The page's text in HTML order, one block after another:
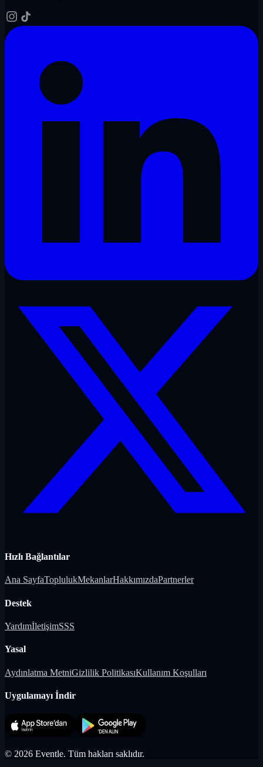
Hızlı Bağlantılar
Ana SayfaToplulukMekanlarHakkımızdaPartnerler
Destek
YardımİletişimSSS
Yasal
Aydınlatma MetniGizlilik PolitikasıKullanım Koşulları
Uygulamayı İndir
© 2026 Eventle. Tüm hakları saklıdır.